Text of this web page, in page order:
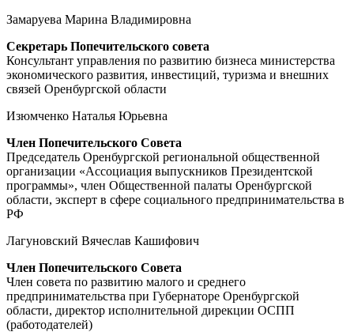
Замаруева Марина Владимировна
Секретарь Попечительского совета
Консультант управления по развитию бизнеса министерства
экономического развития, инвестиций, туризма и внешних
связей Оренбургской области
Изюмченко Наталья Юрьевна
Член Попечительского Совета
Председатель Оренбургской региональной общественной
организации «Ассоциация выпускников Президентской
программы», член Общественной палаты Оренбургской
области, эксперт в сфере социального предпринимательства в
РФ
Лагуновский Вячеслав Кашифович
Член Попечительского Совета
Член совета по развитию малого и среднего
предпринимательства при Губернаторе Оренбургской
области, директор исполнительной дирекции ОСПП
(работодателей)